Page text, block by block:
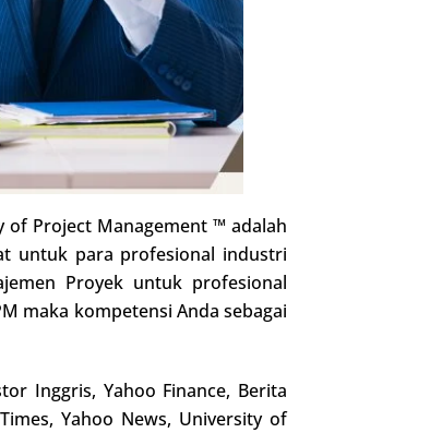
of Project Management ™ adalah
untuk para profesional industri
Proyek untuk profesional
maka kompetensi Anda sebagai
Inggris, Yahoo Finance, Berita
Yahoo News, University of